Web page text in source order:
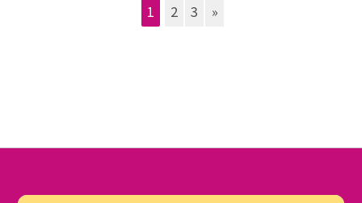
1 2 3 »